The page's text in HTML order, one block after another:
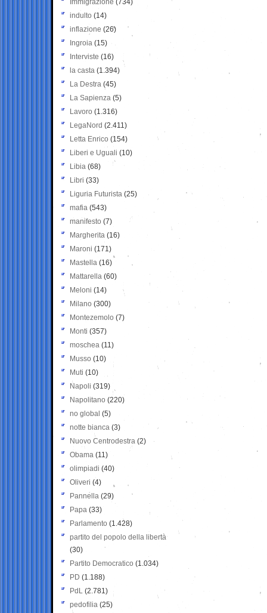
Immigrazione (734)
indulto (14)
inflazione (26)
Ingroia (15)
Interviste (16)
la casta (1.394)
La Destra (45)
La Sapienza (5)
Lavoro (1.316)
LegaNord (2.411)
Letta Enrico (154)
Liberi e Uguali (10)
Libia (68)
Libri (33)
Liguria Futurista (25)
mafia (543)
manifesto (7)
Margherita (16)
Maroni (171)
Mastella (16)
Mattarella (60)
Meloni (14)
Milano (300)
Montezemolo (7)
Monti (357)
moschea (11)
Musso (10)
Muti (10)
Napoli (319)
Napolitano (220)
no global (5)
notte bianca (3)
Nuovo Centrodestra (2)
Obama (11)
olimpiadi (40)
Oliveri (4)
Pannella (29)
Papa (33)
Parlamento (1.428)
partito del popolo della libertà
(30)
Partito Democratico (1.034)
PD (1.188)
PdL (2.781)
pedofilia (25)